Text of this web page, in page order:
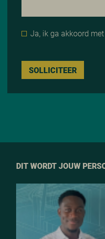
Ja, ik ga akkoord
SOLLICITEER
DIT WORDT JOUW